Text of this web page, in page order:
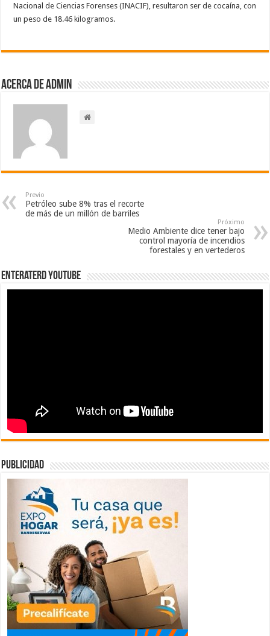
Nacional de Ciencias Forenses (INACIF), resultaron ser de cocaína, con
un peso de 18.46 kilogramos.
Acerca de admin
Previo
Petróleo sube 8% tras el recorte
de más de un millón de barriles
Próximo
Medio Ambiente dice tener bajo
control mayoría de incendios
forestales y en vertederos
EnterateRD YOUTUBE
publicidad